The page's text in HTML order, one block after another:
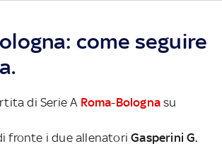
come seguire
di Serie A Roma-Bologna su
fronte i due allenatoriGasperini G.